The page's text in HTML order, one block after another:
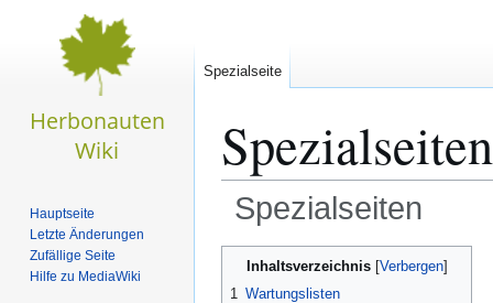
Spezialseiten
Spezialseiten
Inhaltsverzeichnis
1 Wartungslisten
Spezialseite
Hauptseite
Letzte Änderungen
Zufällige Seite
Hilfe zu MediaWiki